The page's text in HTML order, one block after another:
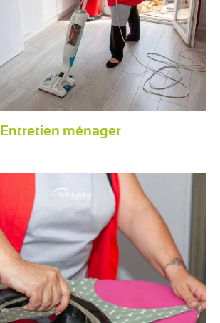
Entretien ménager